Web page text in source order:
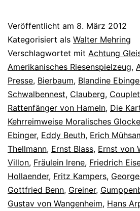
Veröffentlicht am 8. März 2012
Kategorisiert als Walter Mehring
Verschlagwortet mit Achtung
Amerikanisches Riesenspielzeug,
Presse, Bierbaum, Blandine
Schwalbennest, Clauberg,
Rattenfänger von Hameln, Die
Kehrreimweise Moralisches
Ebinger, Eddy Beuth, Erich
Thellmann, Ernst Blass, Ernst von
Villon, Fräulein lrene, Friedrich
Hollaender, Fritz Kampers,
Gottfried Benn, Greiner,
Gustav von Wangenheim, Hans